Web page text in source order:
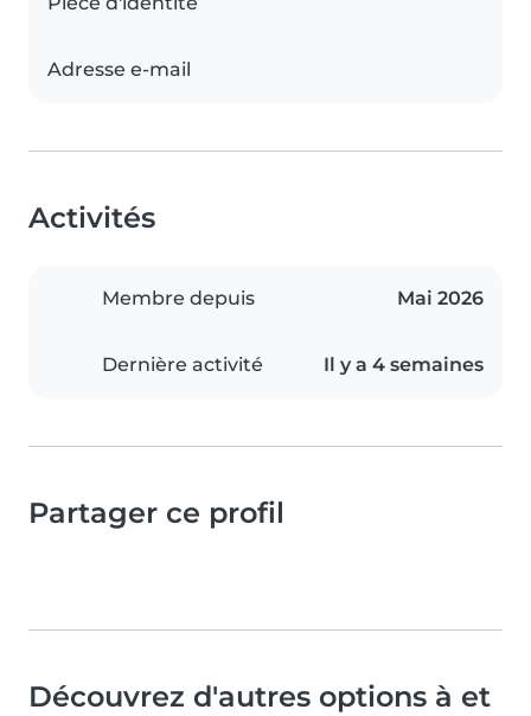
Adresse e-mail
Activités
Membre depuis Mai 2026
Dernière activité Il y a 4 semaines
Partager ce profil
Découvrez d'autres options à et